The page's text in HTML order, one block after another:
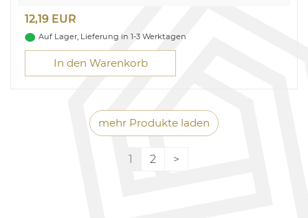
12,19 EUR
Auf Lager, Lieferung in 1-3 Werktagen
In den Warenkorb
mehr Produkte laden
1 2 >